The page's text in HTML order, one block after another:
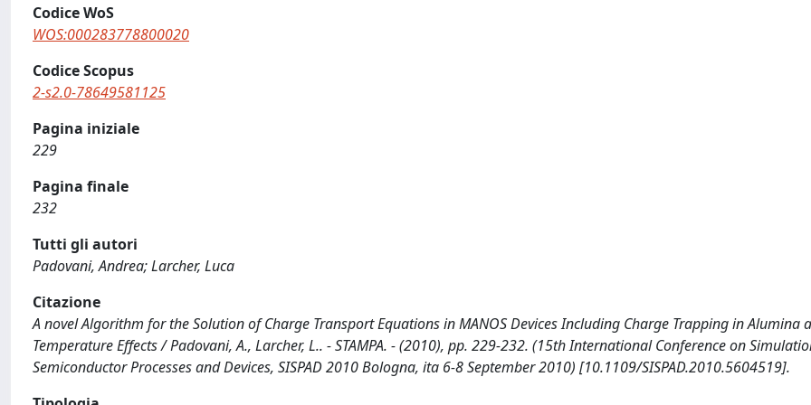
Codice WoS
WOS:000283778800020
Codice Scopus
2-s2.0-78649581125
Pagina iniziale
229
Pagina finale
232
Tutti gli autori
Padovani, Andrea; Larcher, Luca
Citazione
A novel Algorithm for the Solution of Charge Transport Equations in MANOS Devices Including Charge Trapping in Alumina
Temperature Effects / Padovani, A., Larcher, L.. - STAMPA. - (2010), pp. 229-232. (15th International Conference on
Semiconductor Processes and Devices, SISPAD 2010 Bologna, ita 6-8 September 2010) [10.1109/SISPAD.2010.5604519].